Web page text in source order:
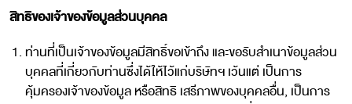
สิทธิของเจ้าของข้อมูลส่วนบุคคล
ท่านที่เป็นเจ้าของข้อมูลมีสิทธิ์ขอเข้าถึง และขอรับสำเนาข้อมูลส่วน
บุคคลที่เกี่ยวกับท่านซึ่งได้ให้ไว้แก่บริษัทฯ เว้นแต่ เป็นการ
คุ้มครองเจ้าของข้อมูล หรือสิทธิ เสรีภาพของบุคคลอื่น, เป็นการ